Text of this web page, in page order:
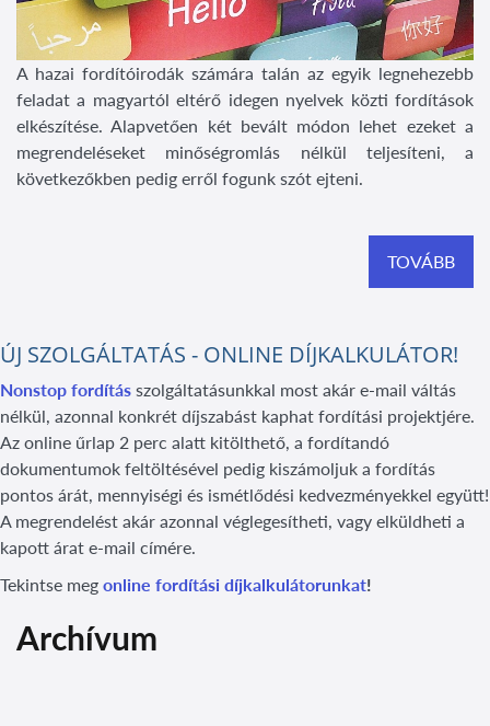
A hazai fordítóirodák számára talán az egyik legnehezebb
feladat a magyartól eltérő idegen nyelvek közti fordítások
elkészítése. Alapvetően két bevált módon lehet ezeket a
megrendeléseket minőségromlás nélkül teljesíteni, a
következőkben pedig erről fogunk szót ejteni.
TOVÁBB
ÚJ SZOLGÁLTATÁS - ONLINE DÍJKALKULÁTOR!
Nonstop fordítás szolgáltatásunkkal most akár e-mail váltás
nélkül, azonnal konkrét díjszabást kaphat fordítási projektjére.
Az online űrlap 2 perc alatt kitölthető, a fordítandó
dokumentumok feltöltésével pedig kiszámoljuk a fordítás
pontos árát, mennyiségi és ismétlődési kedvezményekkel együtt!
A megrendelést akár azonnal véglegesítheti, vagy elküldheti a
kapott árat e-mail címére.
Tekintse meg online fordítási díjkalkulátorunkat!
Archívum